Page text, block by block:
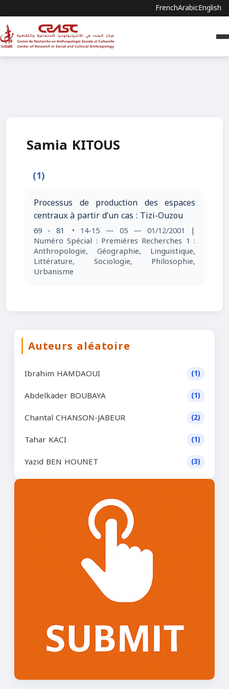
FrenchArabicEnglish
Samia KITOUS
(1)
Processus de production des espaces
centraux à partir d’un cas : Tizi-Ouzou
69 - 81 • 14-15 — 05 — 01/12/2001 |
Numéro Spécial : Premières Recherches 1 :
Anthropologie, Géographie, Linguistique,
Littérature, Sociologie, Philosophie,
Urbanisme
Auteurs aléatoire
Ibrahim HAMDAOUI (1)
Abdelkader BOUBAYA (1)
Chantal CHANSON-JABEUR (2)
Tahar KACI (1)
Yazid BEN HOUNET (3)